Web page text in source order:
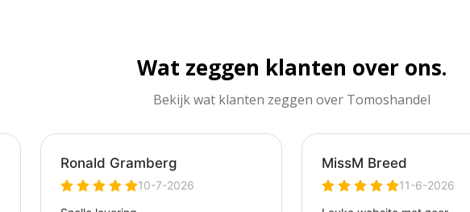
Wat zeggen klanten over ons.
Bekijk wat klanten zeggen over Tomoshandel